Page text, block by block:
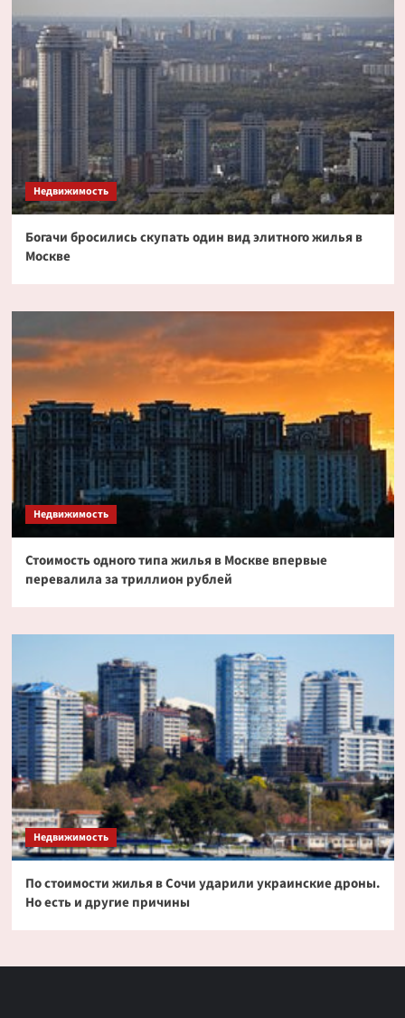
Недвижимость
Богачи бросились скупать один вид элитного жилья в
Москве
Недвижимость
Стоимость одного типа жилья в Москве впервые
перевалила за триллион рублей
Недвижимость
По стоимости жилья в Сочи ударили украинские дроны.
Но есть и другие причины